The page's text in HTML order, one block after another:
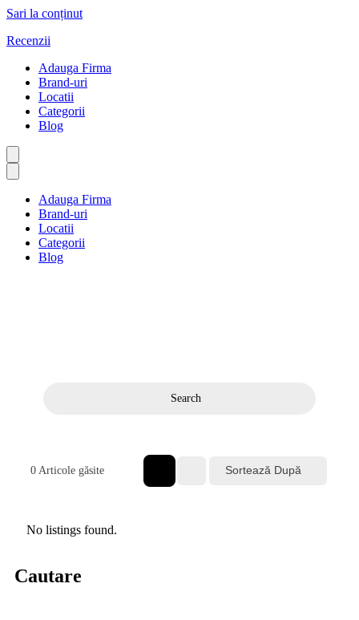
Sari la conținut
Recenzii
Adauga Firma
Brand-uri
Locatii
Categorii
Blog
Adauga Firma
Brand-uri
Locatii
Categorii
Blog
Search
0 Articole găsite Sortează După
No listings found.
Cautare